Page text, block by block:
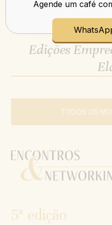
Mulheres que
Edições
TODOS OS
5ª edição
Agende um café